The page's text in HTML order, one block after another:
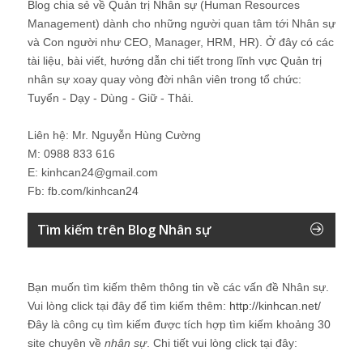
Blog chia sẻ về Quản trị Nhân sự (Human Resources
Management) dành cho những người quan tâm tới Nhân sự
và Con người như CEO, Manager, HRM, HR). Ở đây có các
tài liệu, bài viết, hướng dẫn chi tiết trong lĩnh vực Quản trị
nhân sự xoay quay vòng đời nhân viên trong tổ chức:
Tuyển - Dạy - Dùng - Giữ - Thải.
Liên hệ: Mr. Nguyễn Hùng Cường
M: 0988 833 616
E: kinhcan24@gmail.com
Fb: fb.com/kinhcan24
Tìm kiếm trên Blog Nhân sự
Bạn muốn tìm kiếm thêm thông tin về các vấn đề Nhân sự
Vui lòng click tại đây để tìm kiếm thêm: http://kinhcan.net/
Đây là công cụ tìm kiếm được tích hợp tìm kiếm khoảng 30
site chuyên về nhân sự. Chi tiết vui lòng click tại đây: